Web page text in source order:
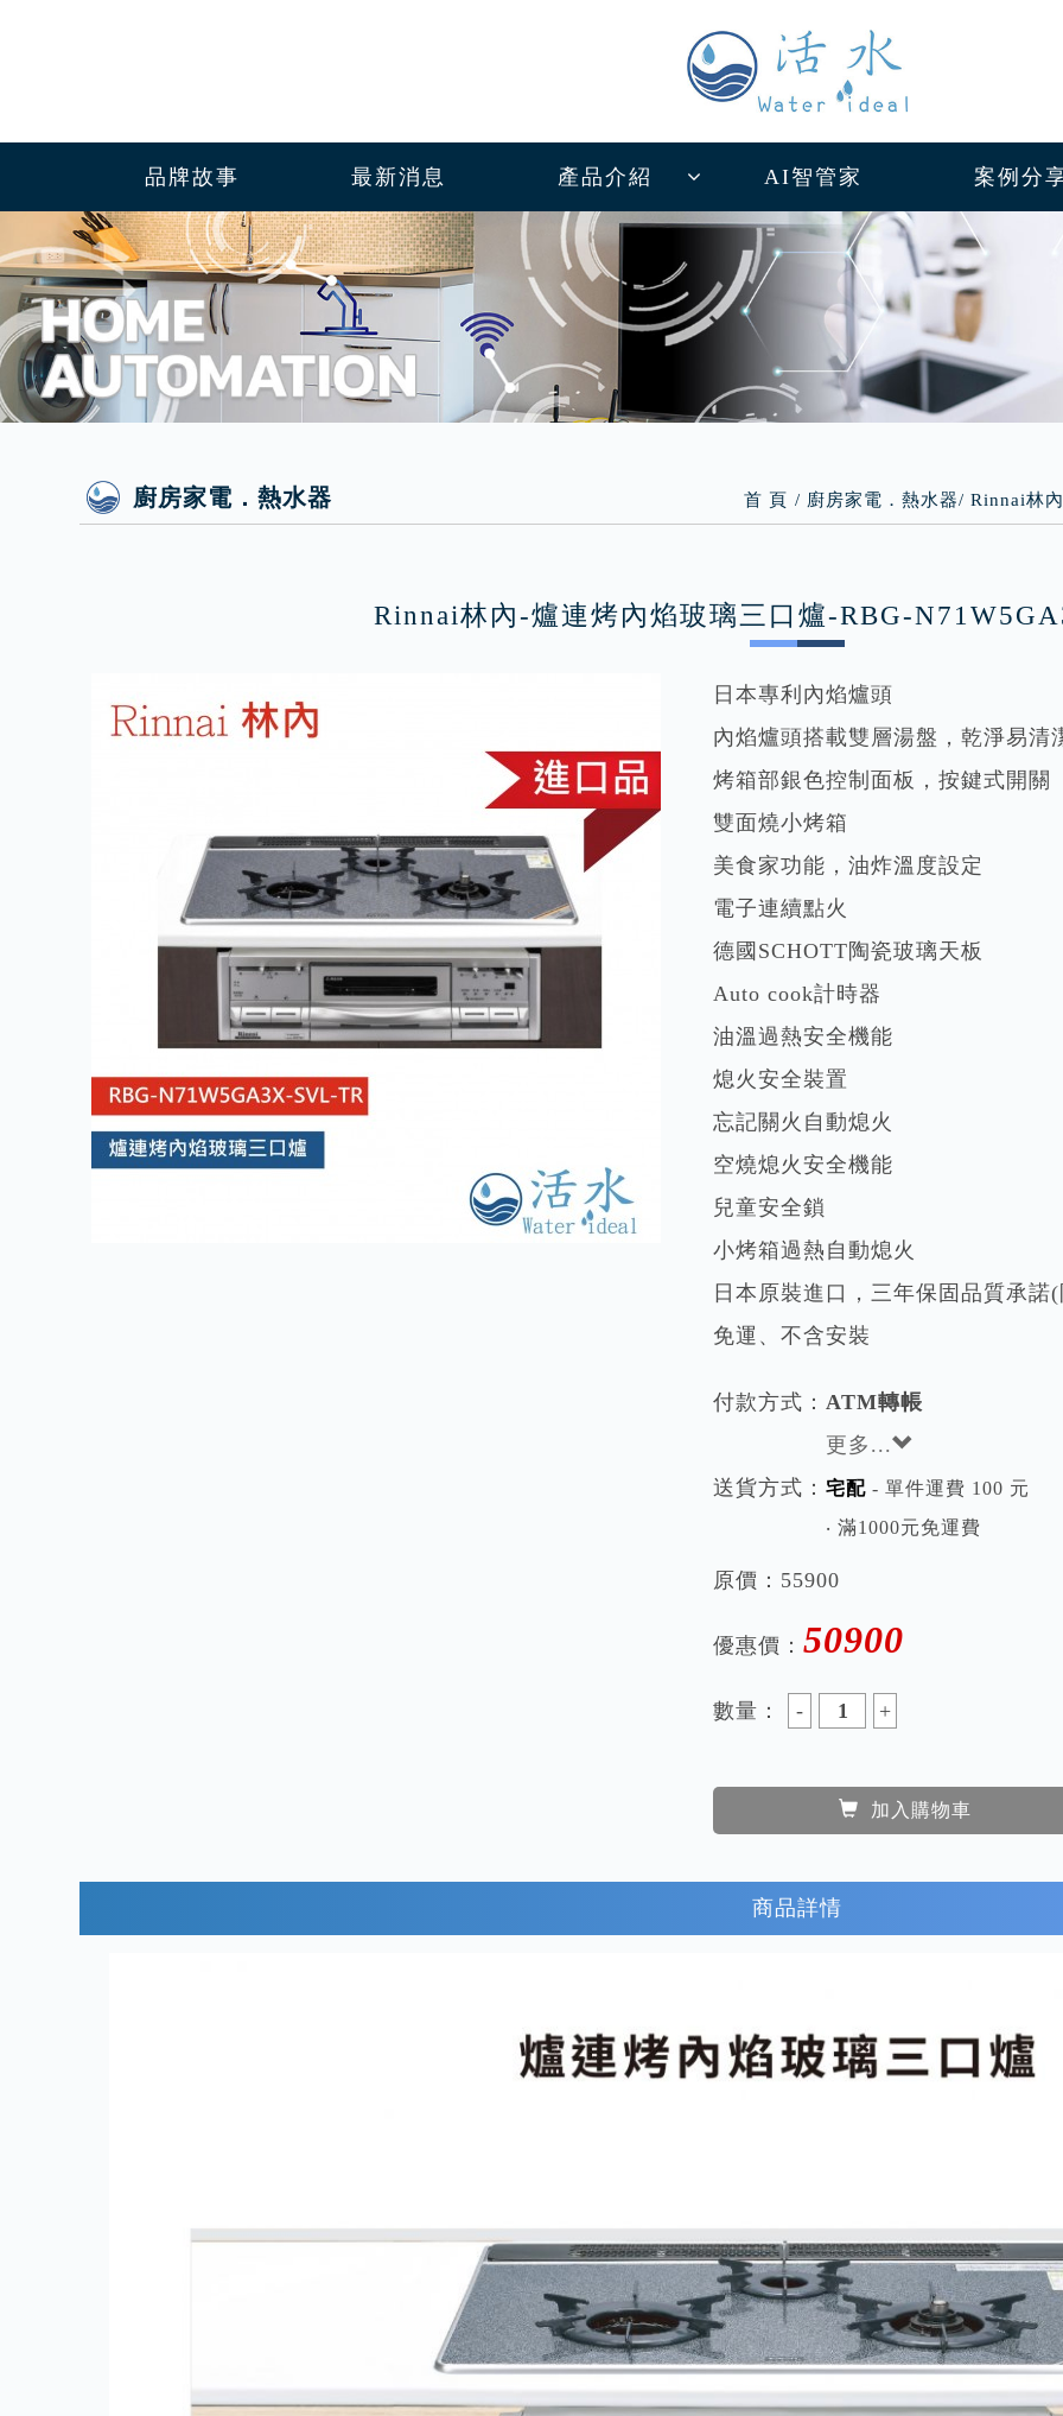
品牌故事 最新消息 產品介紹 AI智管家 案例分
廚房家電．熱水器 首 頁 廚房家電．熱水器 Rinnai林
Rinnai林內-爐連烤內焰玻璃三口爐-RBG-
日本專利內焰爐頭
內焰爐頭搭載雙層湯盤，乾淨易清
烤箱部銀色控制面板，按鍵式開關
雙面燒小烤箱
美食家功能，油炸溫度設定
電子連續點火
德國SCHOTT陶瓷玻璃天板
Auto cook計時器
油溫過熱安全機能
熄火安全裝置
忘記關火自動熄火
空燒熄火安全機能
兒童安全鎖
小烤箱過熱自動熄火
日本原裝進口，三年保固品質承諾
免運、不含安裝
付款方式：ATM轉帳
更多...
送貨方式：宅配 - 單件運費 100 元
‧ 滿1000元免運費
原價： 55900
優惠價：50900
數量：
加入購物車
商品詳情